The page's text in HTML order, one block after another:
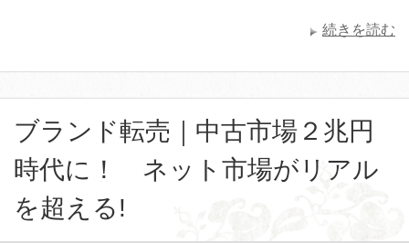
続きを読む
ブランド転売｜中古市場２兆円
時代に！ ネット市場がリアル
を超える!